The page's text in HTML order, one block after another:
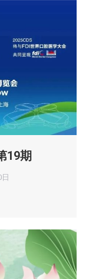
19期